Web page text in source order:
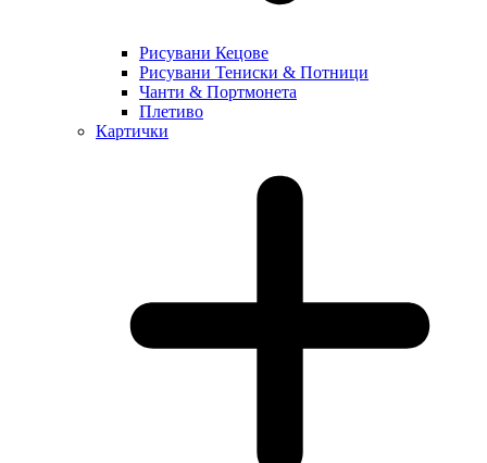
Рисувани Кецове
Рисувани Тениски & Потници
Чанти & Портмонета
Плетиво
Картички